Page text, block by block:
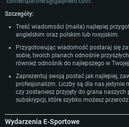
OS: Windows 10 (64 bit)
Procesor: Dual-Core 2.2 GHz
Pamięć: 4GB
Karta graficzna: Karta obsługująca DirectX
GeForce GTX 660. Minimalna rozdzielczość
Połączenie sieciowe: Internet
Dysk twardy: 22.1 GB (minimalny klient)
Rekomendowane
OS: Windows 10/11 (64 bit)
OS: Mac OS Big Sur 11.0 lub nowszy
Procesor: Core i5, minimum 2.2GHz (Xeon
Pamięć: 6 GB
Karta graficzna: Intel Iris Pro 5200 (Mac)
Minimalna rozdzielczość to 720p.
Połączenie sieciowe: Internet
Dysk twardy: 22.1 GB (minimalny klient)
Rekomendowane
OS: Mac OS Big Sur 11.0 lub nowszy
OS: Ostatnie wydania 64bit Linux
Procesor: Dual-Core 2.4 GHz
Pamięć: 4 GB
Karta graficzna: NVIDIA 660 z nowymi
miesięcy) / podobna od AMD z nowymi
miesięcy) (minimalna rozdzielczość to
Połączenie sieciowe: Internet
Dysk twardy: 22.1 GB (minimalny klient)
Rekomendowane
Szczegóły:
Treść wiadomości (maila) najlepiej
angielskim oraz polskim lub rosyjskim.
Przygotowując wiadomość postaraj się
sobie, twoich planach odnośnie
również odnośnik do najlepszego w
Zaprezentuj swoją postać jak najlepiej,
profesjonalizm. Liczby są dla nas jedynie
czy zostaniesz przyjęty do grana
subskrypcji, które szybko możesz
Wydarzenia E-Sportowe